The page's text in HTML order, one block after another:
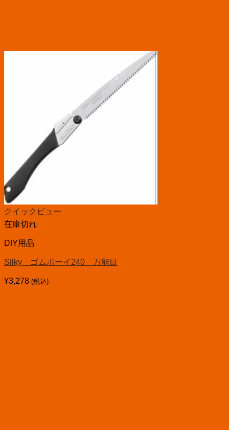
クイックビュー
在庫切れ
DIY用品
Silky ゴムボーイ240 万能目
¥3,278 (税込)